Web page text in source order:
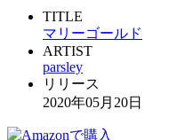
TITLE
マリーゴールド
ARTIST
parsley
リリース
2020年05月20日